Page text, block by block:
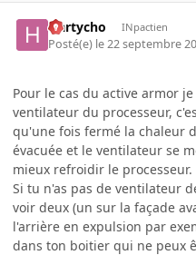
Hartycho INpactien
Posté(e) le 22 septembre
Pour le cas du active armor
ventilateur du processeur,
qu'une fois fermé la chaleur
évacuée et le ventilateur se
mieux refroidir le processeur.
Si tu n'as pas de ventilateur
voir deux (un sur la façade
l'arrière en expulsion par
dans ton boitier qui ne peux